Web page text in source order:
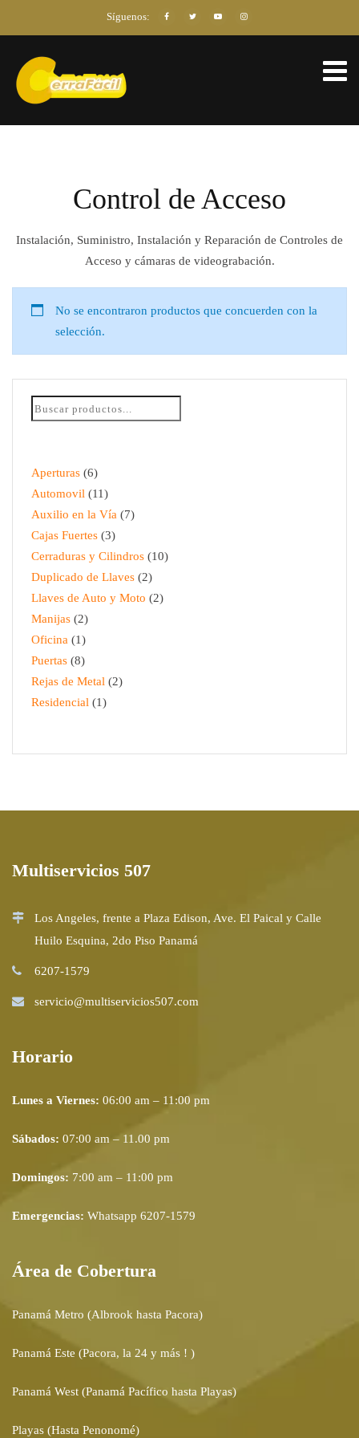
Síguenos:
Control de Acceso
Instalación, Suministro, Instalación y Reparación de Controles de
Acceso y cámaras de videograbación.
No se encontraron productos que concuerden con la
selección.
Aperturas 6
Automovil
11
Auxilio en la Vía
7
Cajas Fuertes 3
Cerraduras y Cilindros
10
Duplicado de Llaves
2
Llaves de Auto y Moto
2
Manijas
2
Oficina
1
Puertas 8
Rejas de Metal
2
Residencial
1
Multiservicios 507
Los Angeles, frente a Plaza Edison, Ave. El Paical y Calle
Huilo Esquina, 2do Piso Panamá
6207-1579
servicio@multiservicios507.com
Horario
Lunes a Viernes: 06:00 am – 11:00 pm
Sábados: 07:00 am – 11.00 pm
Domingos: 7:00 am – 11:00 pm
Emergencias: Whatsapp 6207-1579
Área de Cobertura
Panamá Metro (Albrook hasta Pacora)
Panamá Este (Pacora, la 24 y más ! )
Panamá West (Panamá Pacífico hasta Playas)
Playas (Hasta Penonomé)